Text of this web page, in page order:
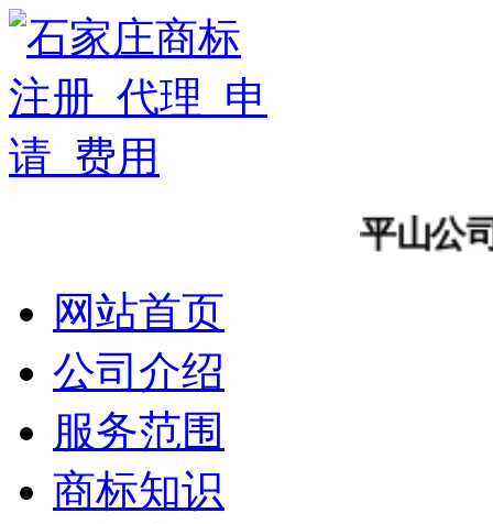
平山公司
网站首页
公司介绍
服务范围
商标知识